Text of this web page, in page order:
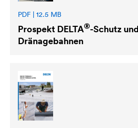
PDF | 12.5 MB
Prospekt DELTA®-Schutz und
Dränagebahnen